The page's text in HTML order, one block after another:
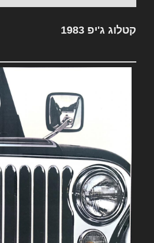
קטלוג ג'יפ 1983